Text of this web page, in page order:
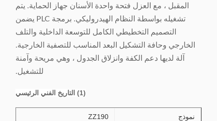
المقبل ، مع العزل فتحة واحدة الأسنان جهاز الحماية. يتم
تشغيله بواسطة النظام الهيدروليكي. برمجة PLC يضمن
التصميم التخطيطي الكامل للتوسعة الداخلية والتلف
الخارجي وحافة التشكيل البعد المناسب للتصفية الخارجية.
آلة لديها دعم الكفة وانزلاق الجدول ، وهي مريحة وآمنة
للتشغيل.
(1) التاريخ الفني الرئيسي
نموذج ZZ190